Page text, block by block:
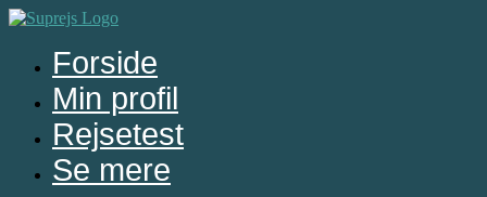
Videre
indholdForside
Min profil
Rejsetest
Se mere